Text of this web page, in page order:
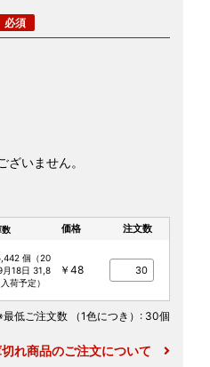
いません。
数 価格 注文数
個（20
月18日 31,8
荷予定）
￥48
最低ご注文数 （1色につき） : 30個
れ商品のご注文について